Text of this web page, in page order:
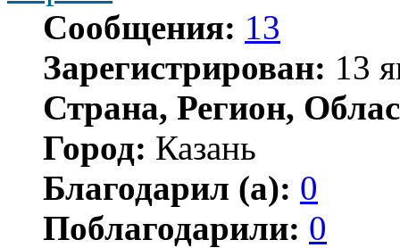
Сообщения: 13
Зарегистрирован: 13
Страна, Регион,
Город: Казань
Благодарил (а): 0
Поблагодарили: 0